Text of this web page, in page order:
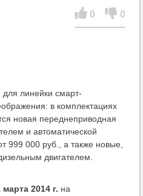
0 0
линейки смарт-
в комплектациях
новая переднеприводная
и автоматической
999 000 руб., а также новые,
двигателем.
2014 г. на